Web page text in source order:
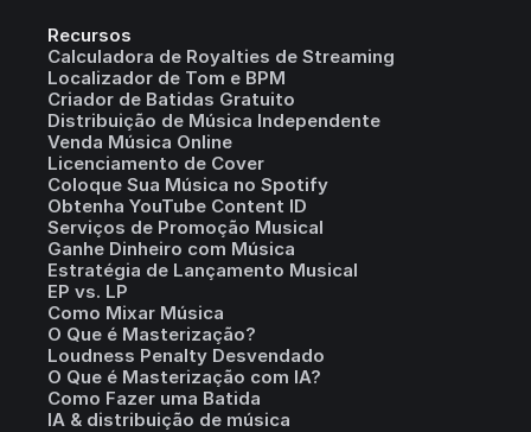
Recursos
Calculadora de Royalties de Streaming
Localizador de Tom e BPM
Criador de Batidas Gratuito
Distribuição de Música Independente
Venda Música Online
Licenciamento de Cover
Coloque Sua Música no Spotify
Obtenha YouTube Content ID
Serviços de Promoção Musical
Ganhe Dinheiro com Música
Estratégia de Lançamento Musical
EP vs. LP
Como Mixar Música
O Que é Masterização?
Loudness Penalty Desvendado
O Que é Masterização com IA?
Como Fazer uma Batida
IA & distribuição de música